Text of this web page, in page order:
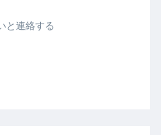
と連絡する